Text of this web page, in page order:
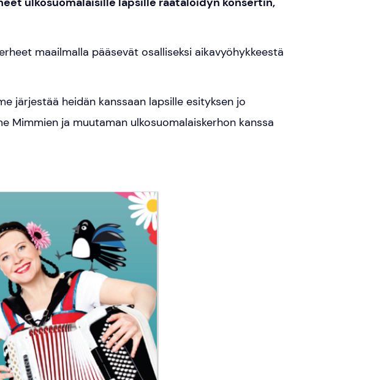
maailmalla pääsevät osalliseksi aikavyöhykkeestä
järjestää heidän kanssaan lapsille esityksen jo
Mimmien ja muutaman ulkosuomalaiskerhon kanssa